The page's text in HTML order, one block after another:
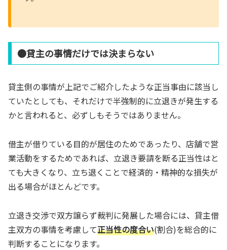
●貸主の事情だけでは決まらない
貸主側の事情が上記でご紹介したような正当事由に該当し
ていたとしても、それだけで半強制的に立退きが発生する
かと言われると、必ずしもそうではありません。
借主が借りている目的が居住のためであったり、店舗で営
業活動をするためであれば、立退き要請を断る正当性はと
ても大きくなり、立ち退くことで経済的・精神的な損失が
出る場合がほとんどです。
立退き交渉で双方譲らず裁判に発展した場合には、貸主借
主双方の事情を考慮して正当性の度合い(割合)を総合的に
判断することになります。